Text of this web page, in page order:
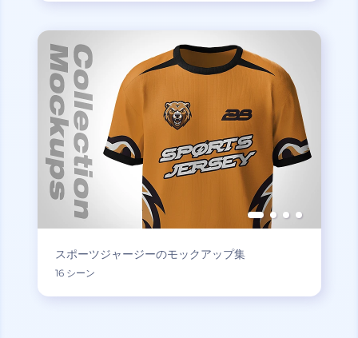
スポーツジャージーのモックアップ集
16 シーン